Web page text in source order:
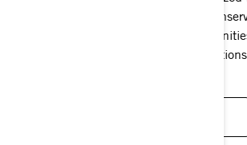
ethics education, stewardship, and
Its goal is to ensure recreation
accessible today and for future